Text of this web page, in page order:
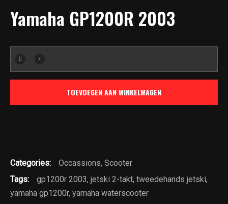
Yamaha GP1200R 2003
2003
TOEVOEGEN AAN WINKELWAGEN
Categories: Occassions, Scooter
Tags:
gp1200r 2003, jetski 2-takt, tweedehands jetski,
yamaha gp1200r, yamaha waterscooter